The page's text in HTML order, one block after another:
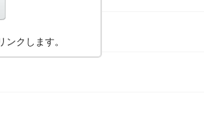
クします。